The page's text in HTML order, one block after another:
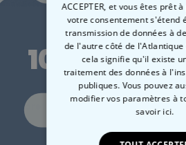
Méthode de paiment :
En bref
Avec votre propre texte
ACCEPTER, et vous êtes prêt
votre consentement s'étend
transmission de données à
de l'autre côté de l'Atlantique
cela signifie qu'il existe
traitement des données à
publiques. Vous pouvez
modifier vos paramètres à
savoir ici.
Envie
10 % de
Oui,